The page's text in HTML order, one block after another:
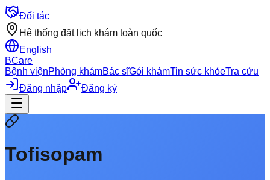
Đối tác
Hệ thống đặt lịch khám toàn quốc
English
BCare
Bệnh việnPhòng khámBác sĩGói khámTin sức khỏeTra cứu
Đăng nhập
Đăng ký
Tofisopam